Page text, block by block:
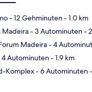
- 12 Gehminuten- 1.0 km
Madeira- 3 Autominuten-
Madeira- 4
4 Autominuten- 1.9 km
Komplex- 6 Autominuten